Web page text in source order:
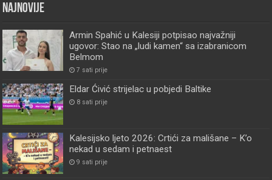
Najnovije
Armin Spahić u Kalesiji potpisao najvažniji
ugovor: Stao na „ludi kamen“ sa izabranicom
Belmom
7 sati prije
Eldar Ćivić strijelac u pobjedi Baltike
8 sati prije
Kalesijsko ljeto 2026: Crtići za mališane – K’o
nekad u sedam i petnaest
9 sati prije